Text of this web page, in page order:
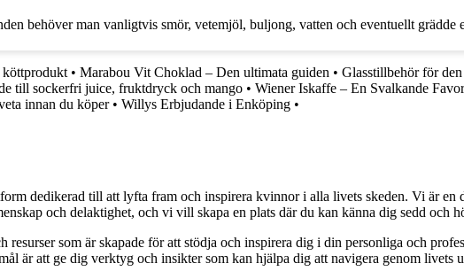
behöver man vanligtvis smör, vetemjöl, buljong, vatten och eventuellt grädde
• Marabou Vit Choklad – Den ultimata guiden • Glasstillbehör för
till sockerfri juice, fruktdryck och mango • Wiener Iskaffe – En Svalkande
innan du köper• Willys Erbjudande i Enköping •
dedikerad till att lyfta fram och inspirera kvinnor i alla livets skeden. Vi är en
och delaktighet, och vi vill skapa en plats där du kan känna dig sedd och
resurser som är skapade för att stödja och inspirera dig i din personliga och
är att ge dig verktyg och insikter som kan hjälpa dig att navigera genom livets